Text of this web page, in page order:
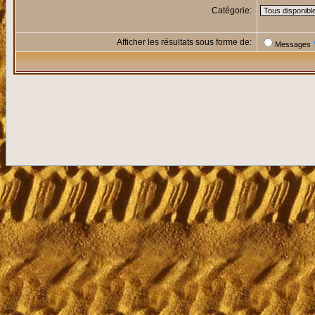
Catégorie:
Afficher les résultats sous forme de: Messages